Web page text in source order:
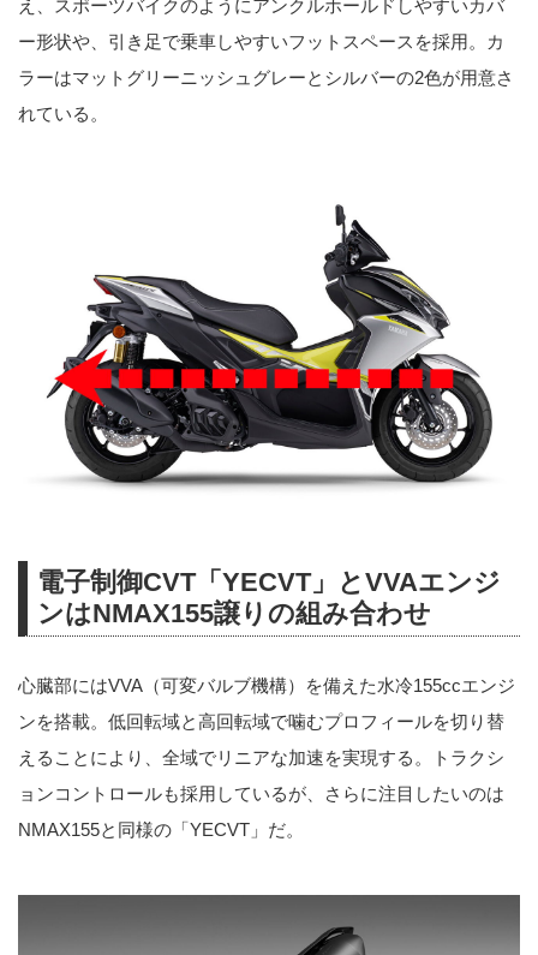
え、スポーツバイクのようにアンクルホールドしやすいカバ
ー形状や、引き足で乗車しやすいフットスペースを採用。カ
ラーはマットグリーニッシュグレーとシルバーの2色が用意さ
れている。
電子制御CVT「YECVT」とVVAエンジ
ンはNMAX155譲りの組み合わせ
心臓部にはVVA（可変バルブ機構）を備えた水冷155ccエンジ
ンを搭載。低回転域と高回転域で噛むプロフィールを切り替
えることにより、全域でリニアな加速を実現する。トラクシ
ョンコントロールも採用しているが、さらに注目したいのは
NMAX155と同様の「YECVT」だ。